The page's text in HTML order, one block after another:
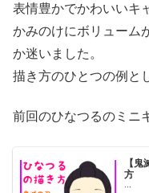
表情豊かでかわいいキ
かみのけにボリューム
か迷いました。
描き方のひとつの例と
前回のひなつるのミニ
【
方